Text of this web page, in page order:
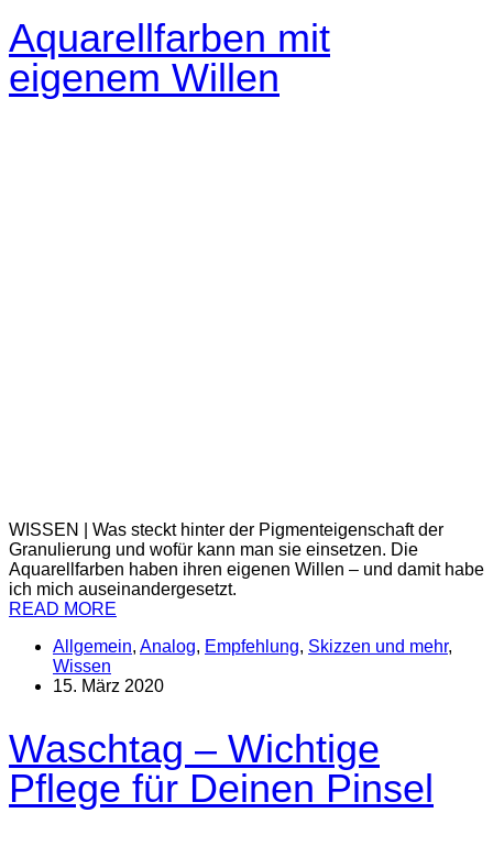
Aquarellfarben mit
eigenem Willen
WISSEN | Was steckt hinter der Pigmenteigenschaft der
Granulierung und wofür kann man sie einsetzen. Die
Aquarellfarben haben ihren eigenen Willen – und damit habe
ich mich auseinandergesetzt.
READ MORE
Allgemein, Analog, Empfehlung, Skizzen und mehr,
Wissen
15. März 2020
Waschtag – Wichtige
Pflege für Deinen Pinsel